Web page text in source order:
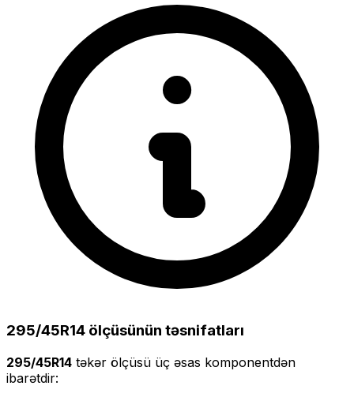
295/45R14 ölçüsünün təsnifatları
295/45R14 təkər ölçüsü üç əsas komponentdən
ibarətdir: